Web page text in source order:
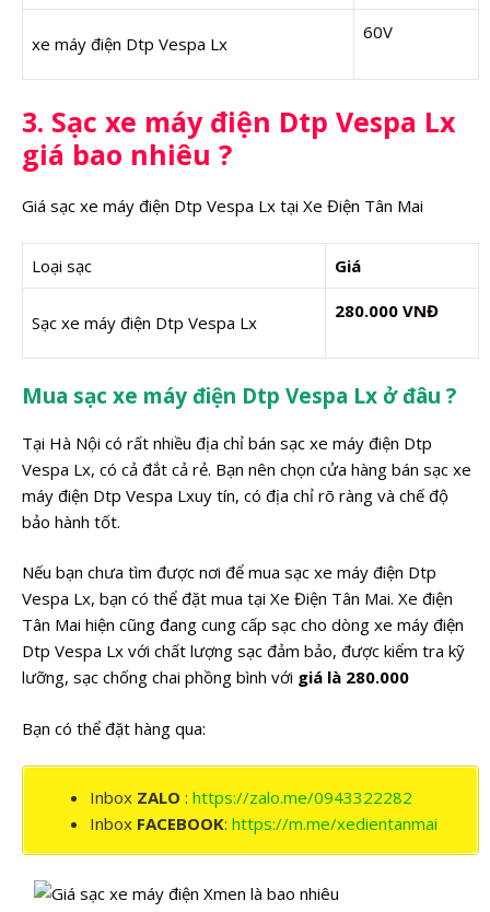
xe máy điện Dtp Vespa Lx
60V
3. Sạc xe máy điện Dtp Vespa Lx
giá bao nhiêu ?
Giá sạc xe máy điện Dtp Vespa Lx tại Xe Điện Tân Mai
Loại sạc Giá
Sạc xe máy điện Dtp Vespa Lx
280.000 VNĐ
Mua sạc xe máy điện Dtp Vespa Lx ở đâu ?
Tại Hà Nội có rất nhiều địa chỉ bán sạc xe máy điện Dtp
Vespa Lx, có cả đắt cả rẻ. Bạn nên chọn cửa hàng bán sạc xe
máy điện Dtp Vespa Lxuy tín, có địa chỉ rõ ràng và chế độ
bảo hành tốt.
Nếu bạn chưa tìm được nơi để mua sạc xe máy điện Dtp
Vespa Lx, bạn có thể đặt mua tại Xe Điện Tân Mai. Xe điện
Tân Mai hiện cũng đang cung cấp sạc cho dòng xe máy điện
Dtp Vespa Lx với chất lượng sạc đảm bảo, được kiểm tra kỹ
lưỡng, sạc chống chai phồng bình với giá là 280.000
Bạn có thể đặt hàng qua:
Inbox ZALO : https://zalo.me/0943322282
Inbox FACEBOOK: https://m.me/xedientanmai